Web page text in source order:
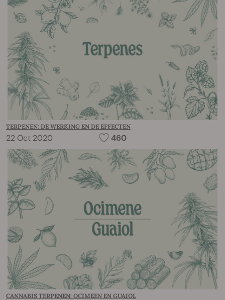
TERPENEN: DE WERKING EN DE EFFECTEN
22 Oct 2020 460
CANNABIS TERPENEN: OCIMEEN EN GUAIOL